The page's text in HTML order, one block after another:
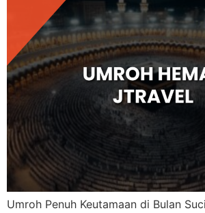
Umroh Penuh Keutamaan di Bulan